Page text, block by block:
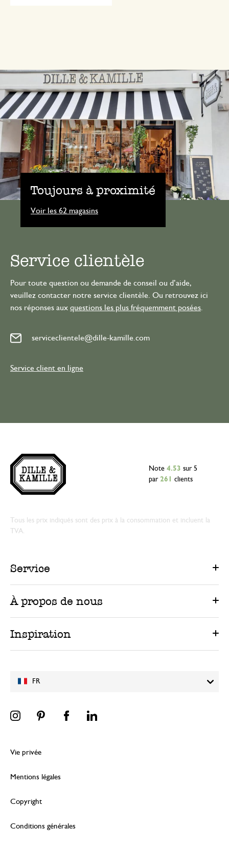
Toujours à proximité
Voir les 62 magasins
Service clientèle
Pour toute question ou demande de conseil ou d’aide,
veuillez contacter notre service clientèle. Ou retrouvez ici
nos réponses aux questions les plus fréquemment posées
serviceclientele@dille-kamille.com
Service client en ligne
FR
Note 4.53 sur 5
par 261 clients
Tous les prix indiqués sont des prix à la consommation et incluent la
TVA.
Service
À propos de nous
Inspiration
Vie privée
Mentions légales
Copyright
Conditions générales